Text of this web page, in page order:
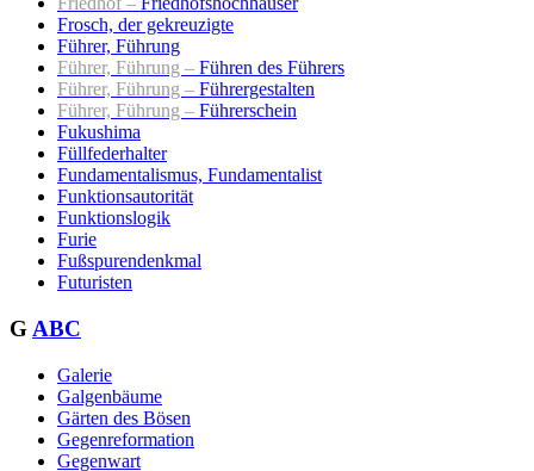
Frosch, der gekreuzigte
Führer, Führung
Führer, Führung – Führen des Führers
Führer, Führung – Führergestalten
Führer, Führung – Führerschein
Fukushima
Füllfederhalter
Fundamentalismus, Fundamentalist
Funktionsautorität
Funktionslogik
Furie
Fußspurendenkmal
Futuristen
G ABC
Galerie
Galgenbäume
Gärten des Bösen
Gegenreformation
Gegenwart